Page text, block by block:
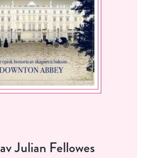
av Julian Fellowes